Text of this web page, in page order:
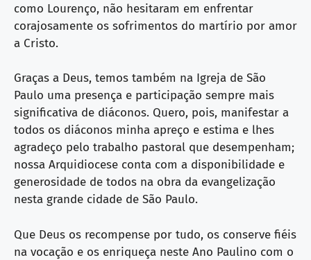
como Lourenço, não hesitaram em enfrentar
corajosamente os sofrimentos do martírio por amor
a Cristo.
Graças a Deus, temos também na Igreja de São
Paulo uma presença e participação sempre mais
significativa de diáconos. Quero, pois, manifestar a
todos os diáconos minha apreço e estima e lhes
agradeço pelo trabalho pastoral que desempenham;
nossa Arquidiocese conta com a disponibilidade e
generosidade de todos na obra da evangelização
nesta grande cidade de São Paulo.
Que Deus os recompense por tudo, os conserve fiéis
na vocação e os enriqueça neste Ano Paulino com o